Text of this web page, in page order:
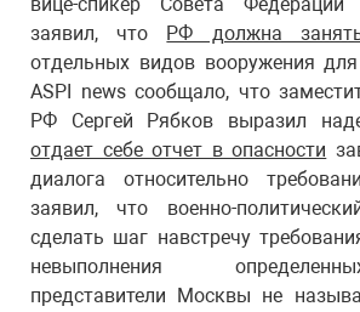
заявил, что РФ должна
отдельных видов вооружения
ASPI news сообщало, что
РФ Сергей Рябков выразил
отдает себе отчет в опасности
диалога относительно
заявил, что военно-
сделать шаг навстречу
невыполнения
представители Москвы не